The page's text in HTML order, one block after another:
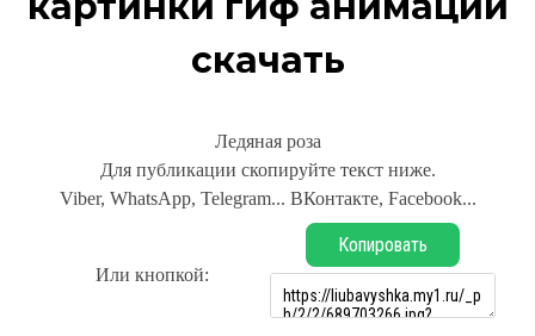
скачать
Ледяная роза
Для публикации скопируйте текст ниже.
Viber, WhatsApp, Telegram... ВКонтакте, Facebook...
Или кнопкой:
Копировать